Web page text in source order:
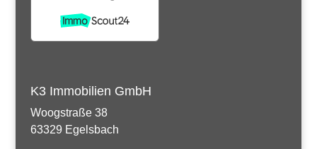
K3 Immobilien GmbH
Woogstraße 38
63329 Egelsbach